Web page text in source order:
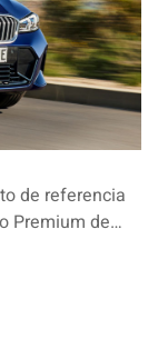
de referencia
Premium de…